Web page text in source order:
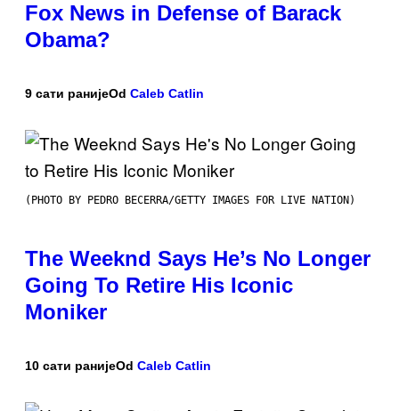
Fox News in Defense of Barack
Obama?
9 сати ранијеOd Caleb Catlin
(PHOTO BY PEDRO BECERRA/GETTY IMAGES FOR LIVE NATION)
The Weeknd Says He’s No Longer
Going To Retire His Iconic
Moniker
10 сати ранијеOd Caleb Catlin